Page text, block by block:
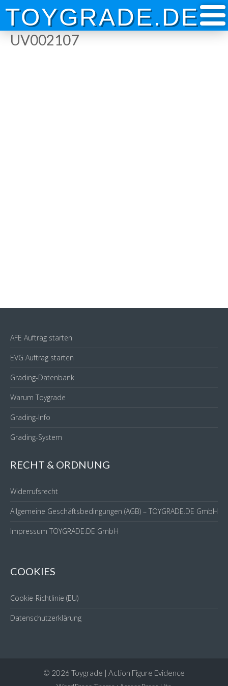
Skip
content
TOYGRADE.DE
UV002107
AFE Auftrag starten
EVG Auftrag starten
Grading-Datenbank
Warum Toygrade
Grading-Info
Grading-System
RECHT & ORDNUNG
Widerrufsrecht
Allgemeine Geschäftsbedingungen (AGB) – TOYGRADE.DE GmbH
Impressum TOYGRADE.DE GmbH
COOKIES
Cookie-Richtlinie (EU)
Datenschutzerklärung
© 2026 Toygrade | Action Figure Evidence